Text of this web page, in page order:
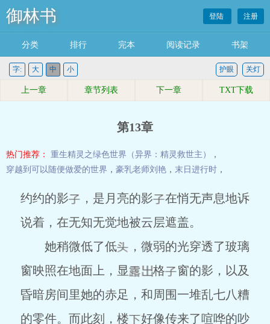
御林书 登陆 注册
分类 排行 完本 阅读记录 书架
字: 大 中 小 关灯
护眼
上一章 章节列表 下一章 TXT下载
第13章
热门推荐： 重生精灵之绿色世界（异界：精灵救世主）
，
穿越到可以随便做爱的世界 ， 豪乳老师刘艳 ， 末日进行时 ，
约约的影 ，是月亮的影
在悄无声息地诉
说着，在无知无觉地被云层遮盖。
她稍微低了低
，微弱的光穿透了玻璃
窗映照在地面上，显
格
窗的影，以及
昏暗房间里她的赤足，和周围一堆乱七八糟
的零件。而此刻，楼
好像传来了喧哗的吵